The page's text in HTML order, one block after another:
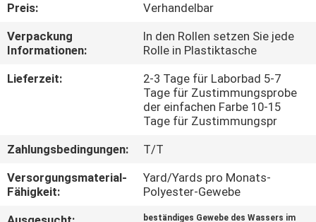
TRETEN
SIE
MIT
VERBINDUNG
NACHRICHTEN
Preis:
Verhandelbar
Verpackung
Informationen:
In den Rollen setzen Sie jede
Rolle in Plastiktasche
Lieferzeit:
2-3 Tage für Laborbad 5-7
Tage für Zustimmungsprobe
der einfachen Farbe 10-15
Tage für Zustimmungspr
Zahlungsbedingungen:
T/T
Versorgungsmaterial-
Fähigkeit:
Yard/Yards pro Monats-
Polyester-Gewebe
beständiges Gewebe des Wassers im